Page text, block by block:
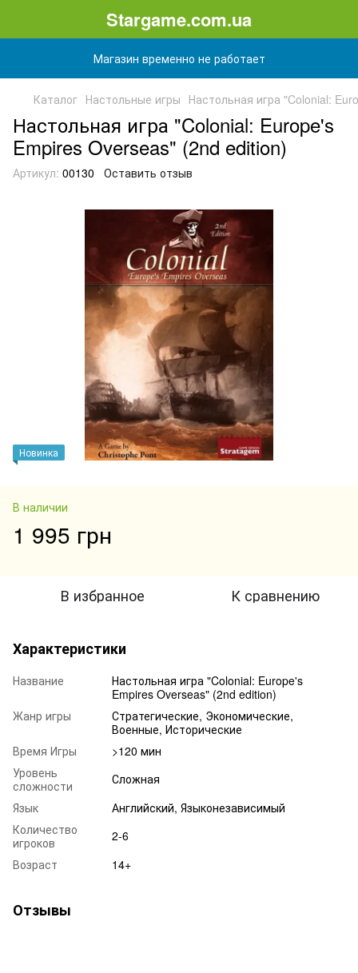
Stargame.com.ua
Магазин временно не работает
Каталог Настольные игры Настольная игра "Colonial:
Настольная игра "Colonial: Europe's
Empires Overseas" (2nd edition)
Артикул: 00130 Оставить отзыв
Новинка
В наличии
1 995 грн
В избранное К сравнению
Характеристики
Название
Настольная игра "Colonial: Europe's
Empires Overseas" (2nd edition)
Жанр игры
Стратегические, Экономические,
Военные, Исторические
Время Игры
>120 мин
Уровень
сложности
Сложная
Язык
Английский, Языконезависимый
Количество
игроков
2-6
Возраст
14+
Отзывы